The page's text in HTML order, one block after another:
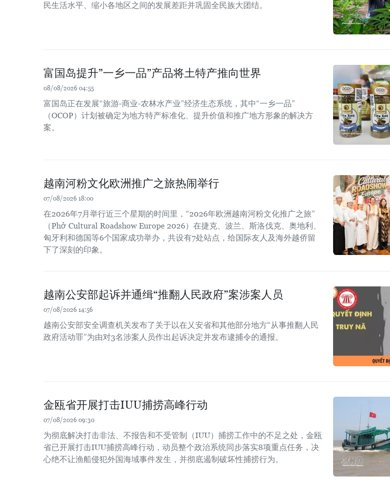
民生活水平、缩小各地区之间的发展差距并巩固全民族大团结。
富国岛提升”一乡一品”产品将土特产推向世界
08/08/2026 04:55
富国岛正在发展“旅游-商业-农林水产业”经济生态系统，其中“一乡一品”
（OCOP）计划被确定为地方特产标准化、提升价值和推广地方形象的解决方
案。
越南河粉文化欧洲推广之旅热闹举行
07/08/2026 18:00
在2026年7月举行近三个星期的时间里，“2026年欧洲越南河粉文化推广之旅”
（Phở Cultural Roadshow Europe 2026）在捷克、波兰、斯洛伐克、奥地利、
匈牙利和德国等6个国家成功举办，共设有7处站点，给国际友人及海外越侨留
下了深刻的印象。
越南公安部起诉并通缉“推翻人民政府”案涉案人员
07/08/2026 14:56
越南公安部安全调查机关发布了关于以在乂安省和其他部分地方“从事推翻人民
政府活动罪”为由对3名涉案人员作出起诉决定并发布逮捕令的通报。
金瓯省开展打击IUU捕捞高峰行动
07/08/2026 09:30
为彻底解决打击非法、不报告和不受管制（IUU）捕捞工作中的不足之处，金瓯
省已开展打击IUU捕捞高峰行动，动员整个政治系统同步落实8项重点任务，决
心绝不让渔船侵犯外国海域事件发生，并彻底遏制破坏性捕捞行为。